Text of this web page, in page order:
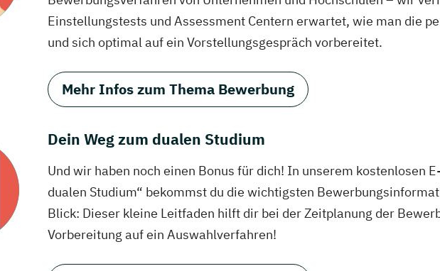
Einstellungstests und Assessment Centern erwartet, wie man die
und sich optimal auf ein Vorstellungsgespräch vorbereitet.
Mehr Infos zum Thema Bewerbung
Dein Weg zum dualen Studium
Und wir haben noch einen Bonus für dich! In unserem kostenlosen
dualen Studium“ bekommst du die wichtigsten
Blick: Dieser kleine Leitfaden hilft dir bei der Zeitplanung der
Vorbereitung auf ein Auswahlverfahren!